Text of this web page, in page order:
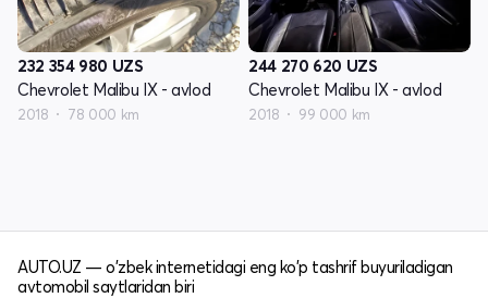
232 354 980 UZS
Chevrolet Malibu IX - avlod
2018 78 000 km
244 270 620 UZS
Chevrolet Malibu IX - avlod
2018 99 000 km
AUTO.UZ — o'zbek internetidagi eng ko'p tashrif buyuriladigan
avtomobil saytlaridan biri